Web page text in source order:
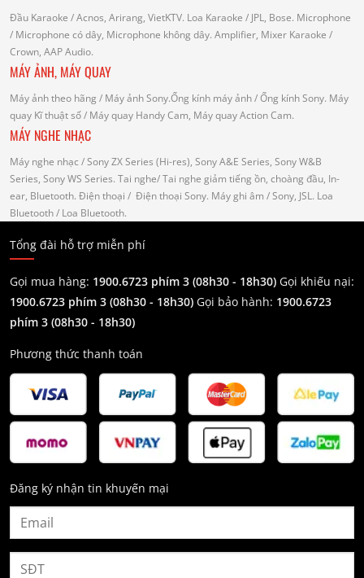
Đầu Karaoke / Acnos, Arirang, VietKTV. Loa Karaoke / JPL, Bose. Microphone
/ Microphone có dây, Microphone không dây. Amplifier, Mixer Karaoke /
Crown, AAP Audio.
MÁY ẢNH, MÁY QUAY
Máy ảnh theo hãng / Máy ảnh Sony.Ống kính máy ảnh / Ống kính Sony. Máy
quay Kĩ thuật số/ Máy quay Handy Cam, Máy quay Action Cam.
MÁY NGHE NHẠC
Máy nghe nhạc / Sony ZX Series (Hi-res), Sony A&E Series, Sony W&B
Series, Sony WS Series. Tai nghe/ Tai nghe giảm tiếng ồn, choàng đầu, In-
ear, Bluetooth. Điện thoại / Điện thoại Sony. Máy ghi âm / Sony, JSL. Loa
Bluetooth/ Loa Bluetooth.
Tổng đài hỗ trợ miễn phí
Gọi mua hàng: 1900.6723 phím 3 (08h30 - 18h30) Gọi khiếu nại:
1900.6723 phím 3 (08h30 - 18h30) Gọi bảo hành: 1900.6723
phím 3 (08h30 - 18h30)
Phương thức thanh toán
Đăng ký nhận tin khuyến mại